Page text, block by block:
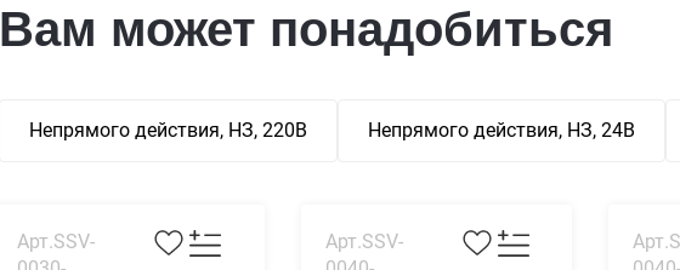
Вам может понадобиться
Непрямого действия, НЗ, 220В Непрямого действия, НЗ, 24В
Арт.SSV-
Арт.SSV-